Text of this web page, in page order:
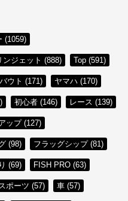
(1059)
ンジェット (888) Top (591)
ウト (171) ヤマハ (170)
初心者 (146) レース (139)
ップ (127)
(98) フラッグシップ (81)
(69) FISH PRO (63)
スポーツ (57) 車 (57)